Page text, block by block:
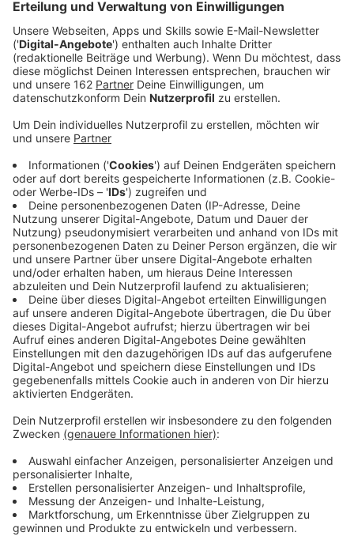
Anzeige
Wenn Schiffe auf dem Rhein ihre Tanks entgasen, kann
belastet. Eine Anlage, die das Problem löst, ist aber
Weseler Rhein-Lippe-Hafen entstehen. Gestern war
hier Baustart für die Sonsbecker Firma GS Recycling.
Laut RP sollen die Arbeiten bis 2027 dauern -
pünktlich zum Stichtag, an dem sich die Umwelt-
Vorgaben für die Binnenschifffahrt deutlich
verschärfen sollen. In der neuen Anlage in Wesel
saugen künftig spezielle Schläuche das Gas aus den
Tanks. Die werden dann mit Hochdruckaggregaten
gereinigt. Rückstände werden außerdem
aufgearbeitet. Zu der neuen Anlage gehört ein 136
Meter langer Kai. Hier können immer zwei Schiffe
gleichzeitig anlegen.
Anzeige
15 Jahre Planung gingen Baustart voraus
Anzeige